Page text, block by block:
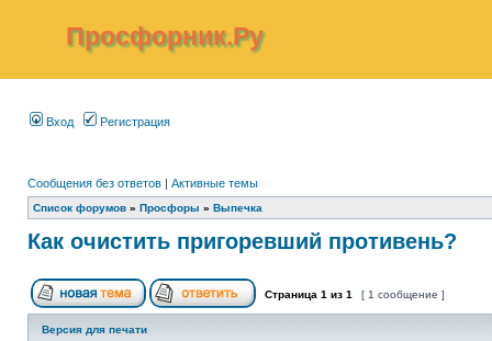
Просфорник.Ру
Вход Регистрация
Сообщения без ответов | Активные темы
Список форумов » Просфоры » Выпечка
Как очистить пригоревший противень?
Страница 1 из 1 [ 1 сообщение ]
Версия для печати